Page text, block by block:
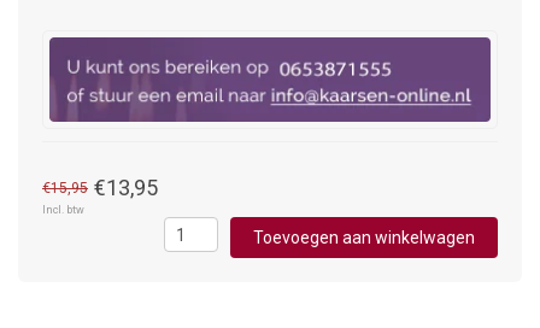
€15,95 €13,95
Incl. btw
Toevoegen aan winkelwagen